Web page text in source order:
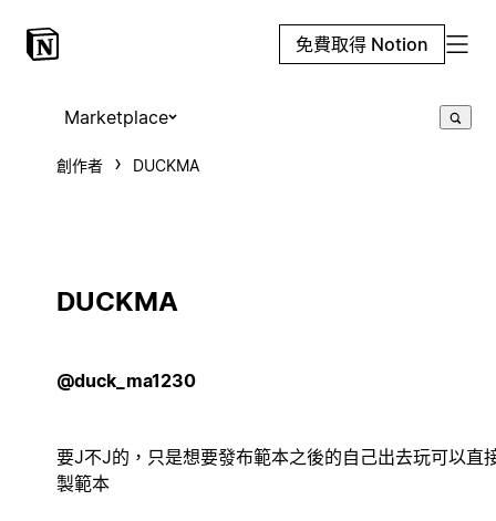
免費取得 Notion
Marketplace
創作者 DUCKMA
DUCKMA
@duck_ma1230
要J不J的，只是想要發布範本之後的自己出去玩可以直
製範本